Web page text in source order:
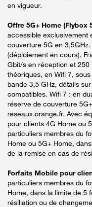
en vigueur.
Offre 5G+ Home (Flybox
accessible exclusivement
couverture 5G en
(déploiement en cours).
Gbit/s en réception et
théoriques, en Wifi 7,
bande 3,5 GHz, détails
compatibles. Wifi 7 : en
réserve de couverture
reseaux.orange.fr. Avec
pour clients 4G Home ou
particuliers membres du
Home ou 5G+ Home,
de la remise en cas de
Forfaits Mobile pour
particuliers membres du
Home, dans la limite de 5
résiliation ou de